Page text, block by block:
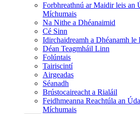
Forbhreathnú ar Maidir leis an
Míchumais
Na Nithe a Dhéanaimid
Cé Sinn
Idirchaidreamh a Dhéanamh
Déan Teagmháil Linn
Folúntais
Tairiscintí
Airgeadas
Séanadh
Brústocaireacht a Rialáil
Feidhmeanna Reachtúla an
Míchumais